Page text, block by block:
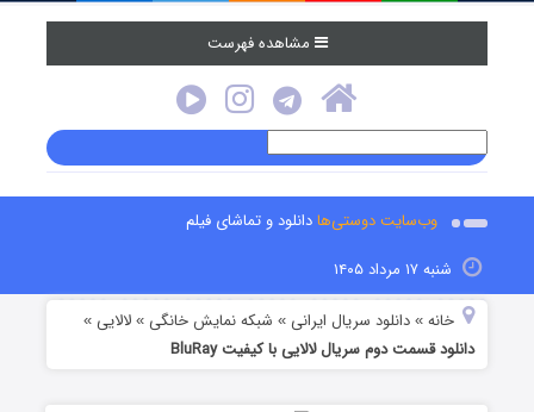
مشاهده فهرست
وب‌سایت دوستی‌هادانلود و تماشای فیلم
شنبه ۱۷ مرداد ۱۴۰۵
خانه »دانلود سریال ایرانی » شبکه نمایش خانگی »لالایی »
دانلود قسمت دوم سریال لالایی با کیفیت BluRay